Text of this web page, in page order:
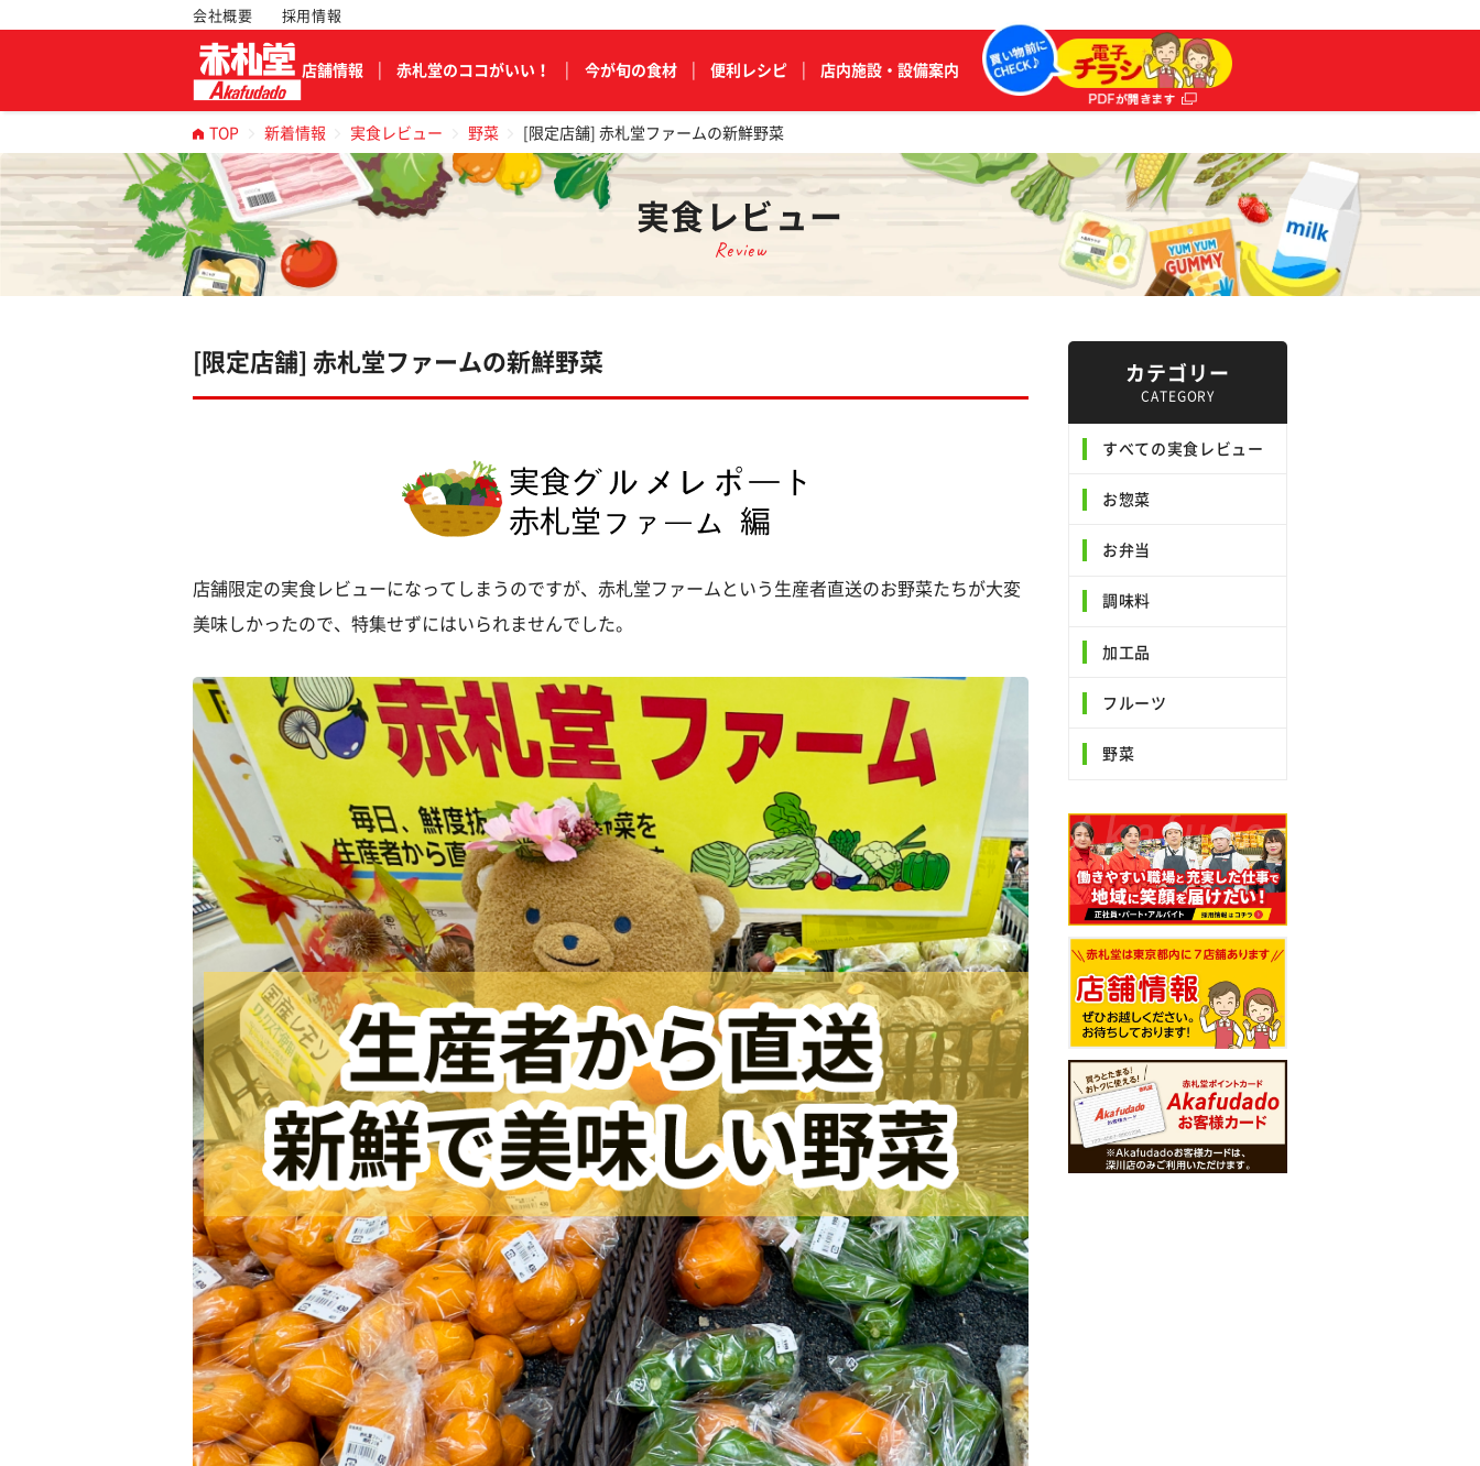
会社概要 採用情報
店舗情報 赤札堂のココがいい！ 今が旬の食材 便利レシピ 店内施設・設備案内
TOP 新着情報 実食レビュー 野菜 [限定店舗] 赤札堂ファームの新鮮野菜
実食レビュー
Review
[限定店舗] 赤札堂ファームの新鮮野菜
店舗限定の実食レビューになってしまうのですが、赤札堂ファームという生産者直送のお野菜たちが大変
美味しかったので、特集せずにはいられませんでした。
カテゴリー
CATEGORY
すべての実食レビュー
お惣菜
お弁当
調味料
加工品
フルーツ
野菜